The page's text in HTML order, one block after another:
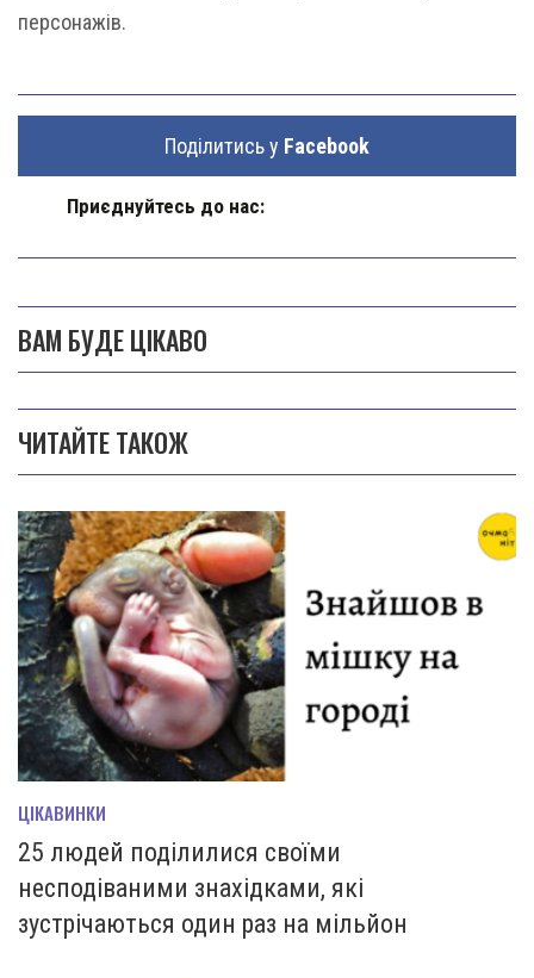
персонажів.
Поділитись у Facebook
Приєднуйтесь до нас:
ВАМ БУДЕ ЦІКАВО
ЧИТАЙТЕ ТАКОЖ
ЦІКАВИНКИ
25 людей поділилися своїми
несподіваними знахідками, які
зустрічаються один раз на мільйон